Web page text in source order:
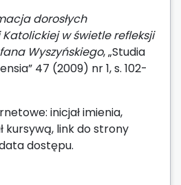
dorosłych
w świetle refleksji
Wyszyńskiego, „Studia
47 (2009) nr 1, s. 102-
inicjał imienia,
kursywą, link do strony
dostępu.